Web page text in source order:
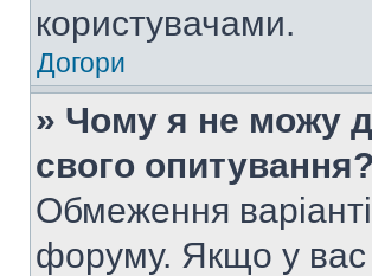
користувачами.
Догори
» Чому я не можу
свого опитування?
Обмеження
форуму. Якщо у вас